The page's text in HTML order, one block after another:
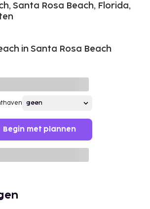
Santa Rosa Beach, Florida,
in Santa Rosa Beach
Begin met plannen